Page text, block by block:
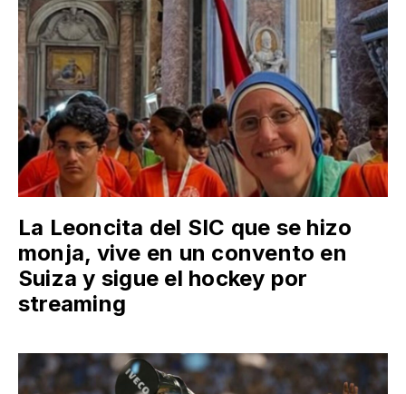
La Leoncita del SIC que se hizo
monja, vive en un convento en
Suiza y sigue el hockey por
streaming